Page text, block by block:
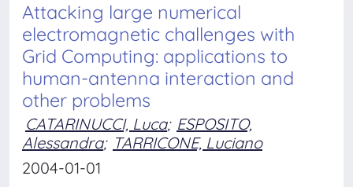
Attacking large numerical
electromagnetic challenges with
Grid Computing: applications to
human-antenna interaction and
other problems
CATARINUCCI, Luca; ESPOSITO,
Alessandra; TARRICONE, Luciano
2004-01-01